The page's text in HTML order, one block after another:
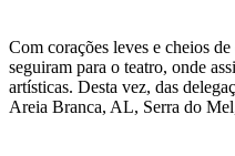
Com corações leves e cheios
seguiram para o teatro, onde
artísticas. Desta vez, das
Areia Branca, AL, Serra do